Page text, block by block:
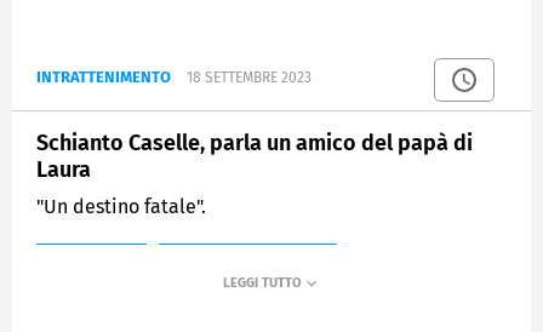
INTRATTENIMENTO 18 SETTEMBRE 2023
Schianto Caselle, parla un amico del papà di
Laura
"Un destino fatale".